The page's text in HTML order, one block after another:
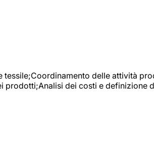
delle attività
dei costi e definizione